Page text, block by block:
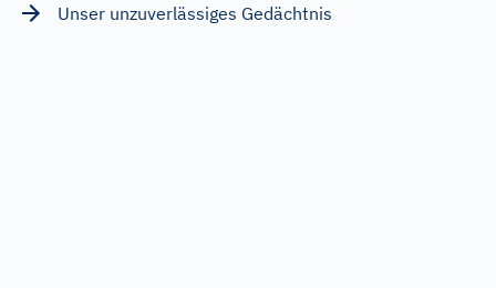
Unser unzuverlässiges Gedächtnis